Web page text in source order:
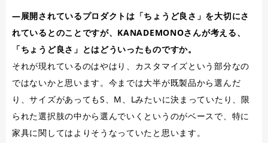
―展開されているプロダクトは「ちょうど良さ」を大切にさ
れているとのことですが、KANADEMONOさんが考える、
「ちょうど良さ」とはどういったものですか。
それが現れているのはやはり、カスタマイズという部分なの
ではないかと思います。今までは大半が既製品から選んだ
り、サイズがあってもS、M、Lみたいに決まっていたり、限
られた選択肢の中から選んでいくというのがベースで、特に
家具に関してはよりそうなっていたと思います。